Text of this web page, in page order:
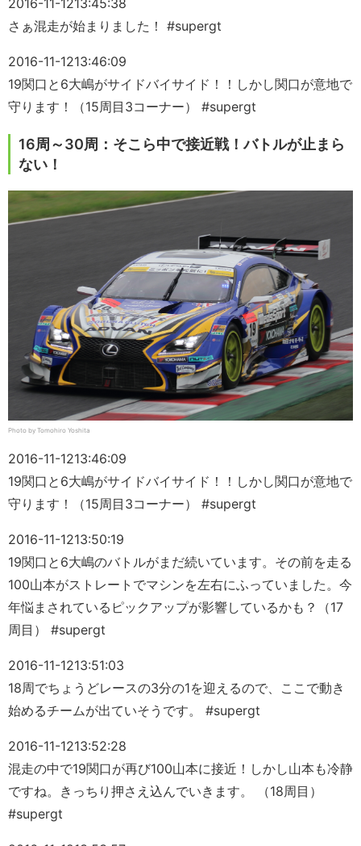
2016-11-1213:45:38
さぁ混走が始まりました！ #supergt
2016-11-1213:46:09
19関口と6大嶋がサイドバイサイド！！しかし関口が意地で
守ります！（15周目3コーナー） #supergt
16周～30周：そこら中で接近戦！バトルが止まら
ない！
Photo by Tomohiro Yoshita
2016-11-1213:46:09
19関口と6大嶋がサイドバイサイド！！しかし関口が意地で
守ります！（15周目3コーナー） #supergt
2016-11-1213:50:19
19関口と6大嶋のバトルがまだ続いています。その前を走る
100山本がストレートでマシンを左右にふっていました。今
年悩まされているピックアップが影響しているかも？（17
周目） #supergt
2016-11-1213:51:03
18周でちょうどレースの3分の1を迎えるので、ここで動き
始めるチームが出ていそうです。 #supergt
2016-11-1213:52:28
混走の中で19関口が再び100山本に接近！しかし山本も冷静
ですね。きっちり押さえ込んでいきます。 （18周目）
#supergt